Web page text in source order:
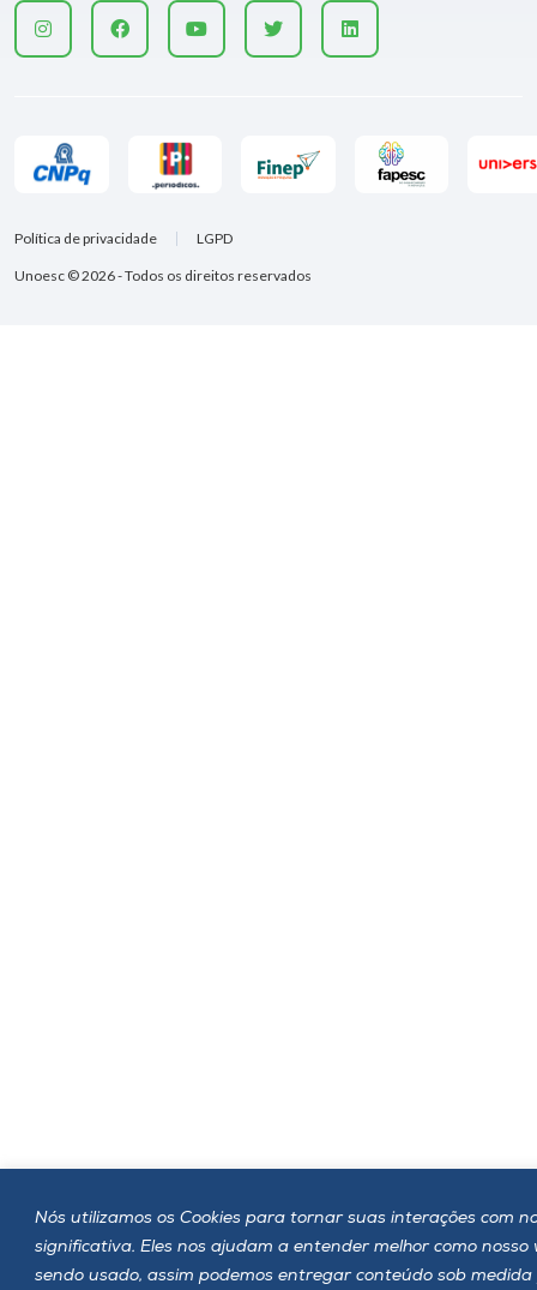
Nós utilizamos os Cookies para tornar suas interações com
significativa. Eles nos ajudam a entender melhor como nosso
sendo usado, assim podemos entregar conteúdo sob medida
Unoesc © 2026 - Todos os direitos reservados
Política de privacidade LGPD